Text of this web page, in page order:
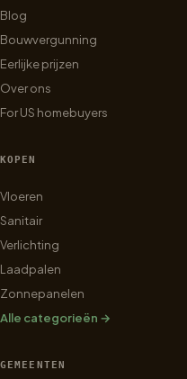
Blog
Bouwvergunning
Eerlijke prijzen
Over ons
For US homebuyers
KOPEN
Vloeren
Sanitair
Verlichting
Laadpalen
Zonnepanelen
Alle categorieën →
GEMEENTEN